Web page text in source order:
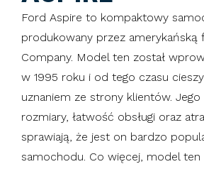
Ford Aspire to kompaktowy
produkowany przez
Company. Model ten został
w 1995 roku i od tego czasu
uznaniem ze strony klientów. Jego
rozmiary, łatwość obsługi oraz
sprawiają, że jest on bardzo
samochodu. Co więcej, model ten